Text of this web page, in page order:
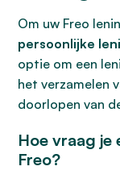
Om uw Freo
persoonlijke
optie om een
het verzamelen
doorlopen van
Hoe vraag
Freo?